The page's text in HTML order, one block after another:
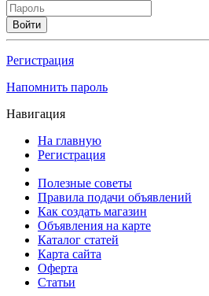
Войти
Регистрация
Напомнить пароль
Навигация
На главную
Регистрация
Полезные советы
Правила подачи объявлений
Как создать магазин
Объявления на карте
Каталог статей
Карта сайта
Оферта
Статьи